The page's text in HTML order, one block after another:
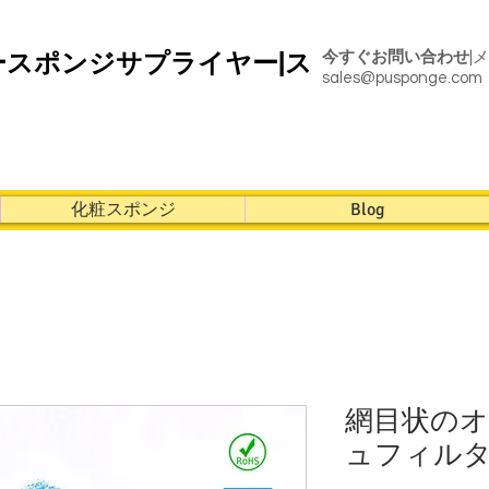
スポンジサプライヤー|ス 今すぐお問い合わせ |
sales@pusponge.com
化粧スポンジ Blog
網目状の
ュフィル